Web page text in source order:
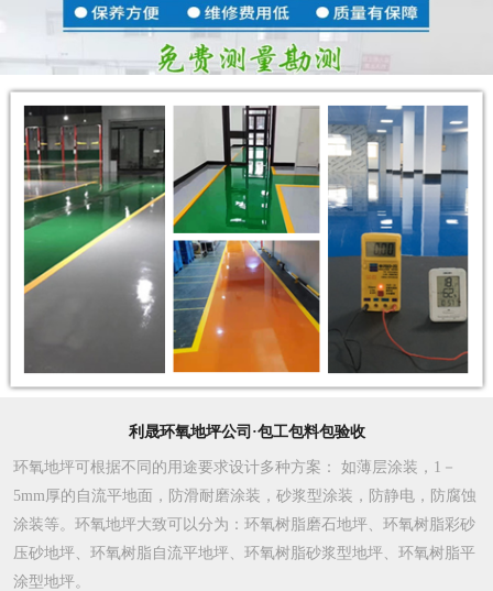
利晟环氧地坪公司·包工包料包验收
环氧地坪可根据不同的用途要求设计多种方案 ： 如薄层涂装，1－
5mm厚的自流平地面，防滑耐磨涂装，砂浆型涂装，防静电，防腐蚀
涂装等。环氧地坪大致可以分为：环氧树脂磨石地坪、环氧树脂彩砂
压砂地坪、环氧树脂自流平地坪、环氧树脂砂浆型地坪、环氧树脂平
涂型地坪。